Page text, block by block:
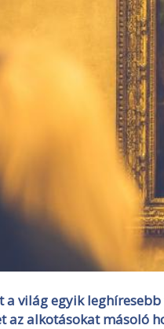
a világ egyik
az alkotásokat másoló